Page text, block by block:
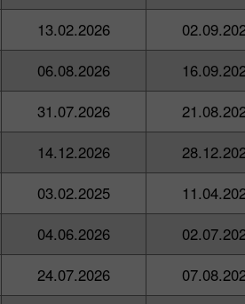
13.02.2026
06.08.2026
31.07.2026
14.12.2026
03.02.2025
04.06.2026
24.07.2026